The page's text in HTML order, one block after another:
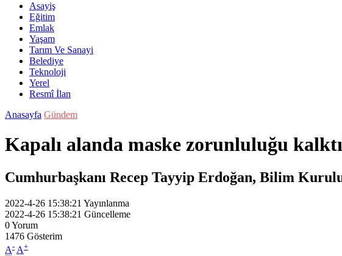
Asayiş
Eğitim
Emlak
Yaşam
Tarım Ve Sanayi
Belediye
Teknoloji
Yerel
Resmî İlan
Anasayfa Gündem
Kapalı alanda maske zorunluluğu
Cumhurbaşkanı Recep Tayyip Erdoğan, Bilim
2022-4-26 15:38:21 Yayınlanma
2022-4-26 15:38:21 Güncelleme
0Yorum
1476 Gösterim
A- A+